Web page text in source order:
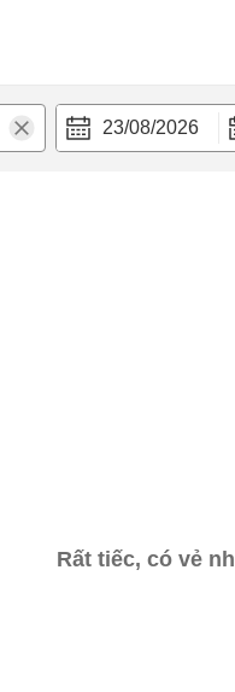
23/08/2026
Rất tiếc, có vẻ